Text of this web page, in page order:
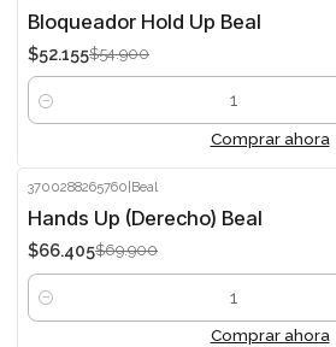
-5%
Bloqueador Hold Up Beal
$52.155$54.900
Cantidad
Comprar ahora
-5%
3700288265760 Beal
Hands Up (Derecho) Beal
$66.405$69.900
Cantidad
Comprar ahora